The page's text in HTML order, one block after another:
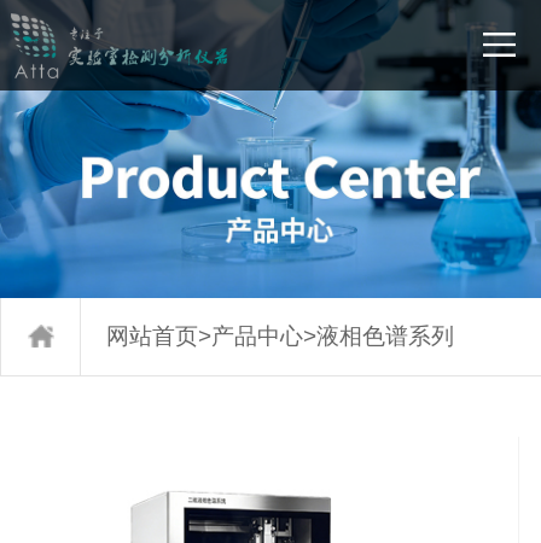
网站首页>产品中心>液相色谱系列